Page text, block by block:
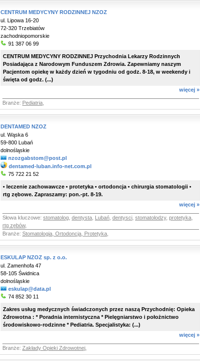
CENTRUM MEDYCYNY RODZINNEJ NZOZ
ul. Lipowa 16-20
72-320 Trzebiatów
zachodniopomorskie
91 387 06 99
CENTRUM MEDYCYNY RODZINNEJ Przychodnia Lekarzy Rodzinnych
Posiadająca z Narodowym Funduszem Zdrowia. Zapewniamy naszym
Pacjentom opiekę w każdy dzień w tygodniu od godz. 8-18, w weekendy i
święta od godz. (...)
więcej »
Branże: Pediatria
DENTAMED NZOZ
ul. Wąska 6
59-800 Lubań
dolnośląskie
nzozgabstom@post.pl
dentamed-luban.info-net.com.pl
75 722 21 52
• leczenie zachowawcze • protetyka • ortodoncja • chirurgia stomatologii •
rtg zębowe. Zapraszamy: pon.-pt. 8-19.
więcej »
Słowa kluczowe: stomatolog dentysta Lubań dentysci stomatolodzy, protetyka
rtg zębów,
Branże: Stomatologia, Ortodoncja, Protetyka
ESKULAP NZOZ sp. z o.o.
ul. Zamenhofa 47
58-105 Świdnica
dolnośląskie
eskulap@data.pl
74 852 30 11
Zakres usług medycznych świadczonych przez naszą Przychodnię: Opieka
Zdrowotna : * Poradnia internistyczna * Pielęgniarstwo i położnictwo
środowiskowo-rodzinne * Pediatria. Specjalistyka: (...)
więcej »
Branże: Zakłady Opieki Zdrowotnej